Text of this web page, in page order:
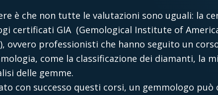
è che non tutte le valutazioni sono uguali: la
certificati GIA (Gemological Institute of
ovvero professionisti che hanno seguito un
come la classificazione dei diamanti, la
delle gemme.
con successo questi corsi, un gemmologo può